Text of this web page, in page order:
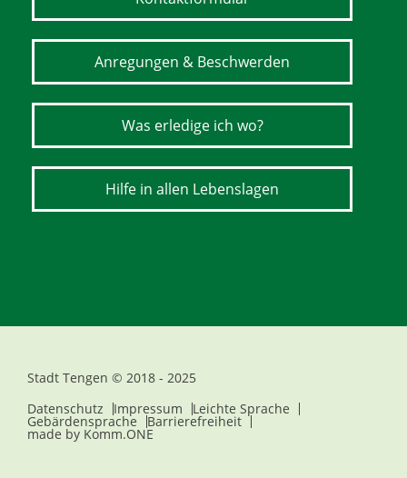
Anregungen & Beschwerden
Was erledige ich wo?
Hilfe in allen Lebenslagen
Stadt Tengen © 2018 - 2025
Datenschutz
Impressum Leichte Sprache
Gebärdensprache Barrierefreiheit
made by Komm.ONE